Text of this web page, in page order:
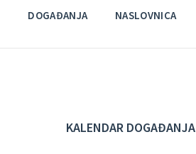
DOGAĐANJA NASLOVNICA
KALENDAR DOGAĐANJA